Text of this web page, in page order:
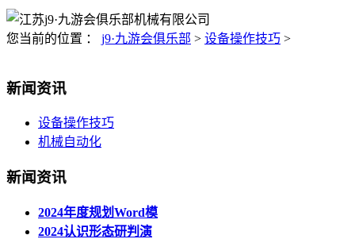
您当前的位置 ： j9·九游会俱乐部 > 设备操作技巧 >
新闻资讯
设备操作技巧
机械自动化
新闻资讯
2024年度规划Word模
2024认识形态研判演